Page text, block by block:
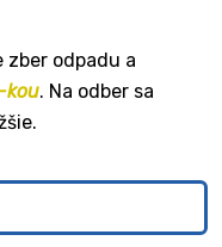
zber odpadu a
kou. Na odber sa